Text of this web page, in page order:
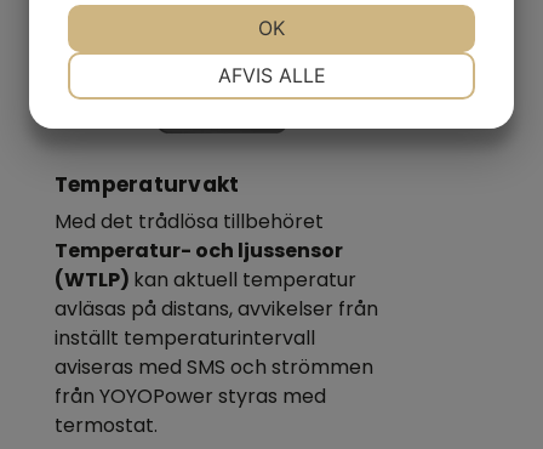
Temperaturvakt
Med det trådlösa tillbehöret
Temperatur- och ljussensor
(WTLP) kan aktuell temperatur
avläsas på distans, avvikelser från
inställt temperaturintervall
aviseras med SMS och strömmen
från YOYOPower styras med
termostat.
AFVIS ALLE
OK